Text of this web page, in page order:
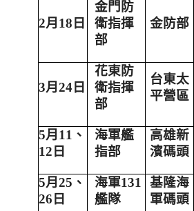
2月 18 日
金門防
衛指揮
部
金防部
3月 24 日
花東防
衛指揮
部
台東太
平營區
5月 11 、
12 日
海軍艦
指部
高雄新
濱碼頭
5月 25 、
26 日
海軍131
艦隊
基隆海
軍碼頭